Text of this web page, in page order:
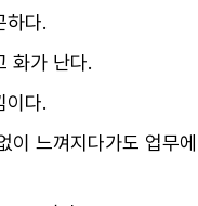
하다.
화가 난다.
이다.
이 느껴지다가도 업무